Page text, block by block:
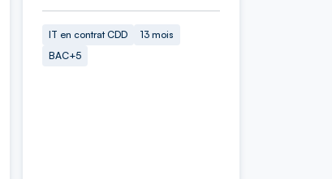
IT en contrat CDD
13 mois
BAC+5